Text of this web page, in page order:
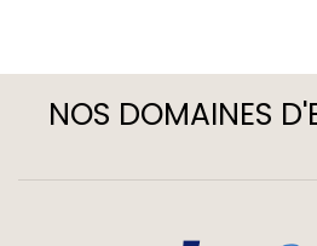
NOS DOMAINES